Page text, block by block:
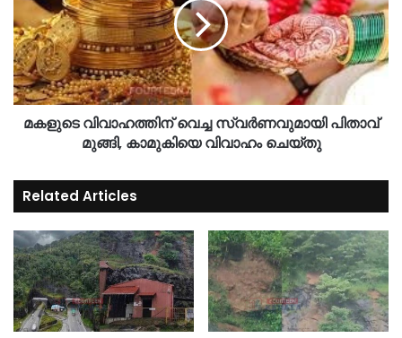
മകളുടെ വിവാഹത്തിന് വെച്ച സ്വർണവുമായി പിതാവ്
മുങ്ങി, കാമുകിയെ വിവാഹം ചെയ്തു
Related Articles